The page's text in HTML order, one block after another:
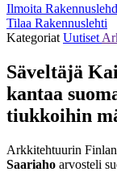
Ilmoita
Tilaa Rakennuslehti
Kategoriat Uutiset
Säveltäjä
kantaa
tiukkoihin
Arkkitehtuurin
Saariaho arvosteli